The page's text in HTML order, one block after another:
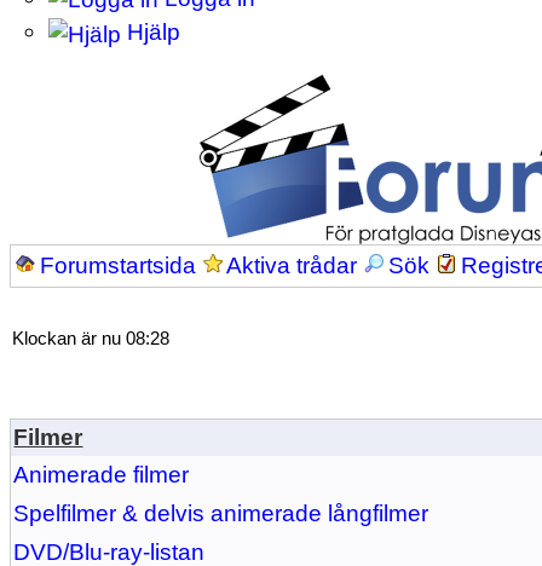
Hjälp
Forumstartsida Aktiva trådar Sök
Klockan är nu 08:28
Filmer
Animerade filmer
Spelfilmer & delvis animerade långfilmer
DVD/Blu-ray-listan